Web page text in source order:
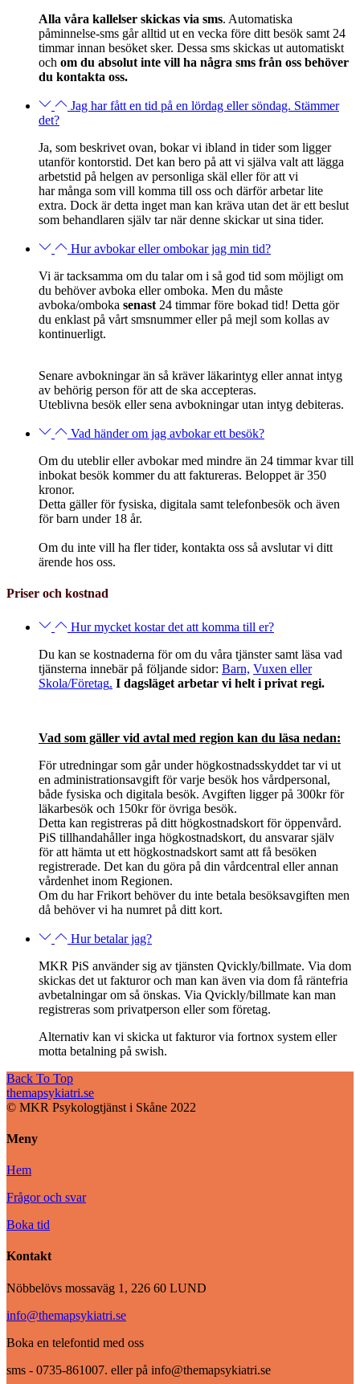
Alla våra kallelser skickas via sms. Automatiska
påminnelse-sms går alltid ut en vecka före ditt besök samt 24
timmar innan besöket sker. Dessa sms skickas ut automatiskt
och om du absolut inte vill ha några sms från oss behöver
du kontakta oss.
Jag har fått en tid på en lördag eller söndag. Stämmer
det?
Ja, som beskrivet ovan, bokar vi ibland in tider som ligger
utanför kontorstid. Det kan bero på att vi själva valt att lägga
arbetstid på helgen av personliga skäl eller för att vi
harmånga som vill komma till oss och därför arbetar lite
extra. Dock är detta inget man kan kräva utan det är ett beslut
som behandlaren själv tar när denne skickar ut sina tider.
Hur avbokar eller ombokar jag min tid?
Vi är tacksamma om du talar om i så god tid som möjligt om
du behöver avboka eller omboka. Men du måste
avboka/omboka senast 24 timmar före bokad tid! Detta gör
du enklast på vårt smsnummer eller på mejl som kollas av
kontinuerligt.
Senare avbokningar än så kräver läkarintyg eller annat intyg
av behörig person för att de ska accepteras.
Uteblivna besök eller sena avbokningarutan intyg debiteras.
Vad händer om jag avbokar ett besök?
Om du uteblir eller avbokar med mindre än 24 timmar kvar till
inbokat besök kommer du att faktureras. Beloppet är 350
kronor.
Detta gäller för fysiska, digitala samt telefonbesök och även
för barn under 18 år.
Om du inte vill ha fler tider, kontakta oss så avslutar vi ditt
ärende hos oss.
Priser och kostnad
Hur mycket kostar det att komma till er?
Du kan se kostnaderna för om du våra tjänster samt läsa vad
tjänsterna innebär på följande sidor: Barn, Vuxen eller
Skola/Företag. I dagsläget arbetar vi helt i privat regi.
Vad som gäller vid avtal med region kan du läsa nedan:
För utredningar som går under högkostnadsskyddet tar vi ut
en administrationsavgift för varje besök hos vårdpersonal,
både fysiska och digitala besök. Avgiften ligger på 300kr för
läkarbesök och 150kr för övriga besök.
Detta kan registreras på ditt högkostnadskort för öppenvård.
PiS tillhandahåller inga högkostnadskort, du ansvarar själv
föratt hämta ut ett högkostnadskort samt att få besöken
registrerade. Det kan du göra på din vårdcentral eller annan
vårdenhet inom Regionen.
Om du har Frikort behöver du inte betala besöksavgiften men
då behöver vi ha numret på ditt kort.
Hur betalar jag?
MKR PiS använder sig av tjänsten Qvickly/billmate. Via dom
skickas det ut fakturor och man kan även via dom få räntefria
avbetalningar om så önskas. Via Qvickly/billmate kan man
registreras som privatperson eller som företag.
Alternativ kan vi skicka ut fakturor via fortnox system eller
motta betalning på swish.
Back To Top
themapsykiatri.se
© MKR Psykologtjänst i Skåne 2022
Meny
Hem
Frågor och svar
Boka tid
Kontakt
Nöbbelövs mossaväg 1, 226 60 LUND
info@themapsykiatri.se
Boka en telefontid med oss
sms - 0735-861007. eller på info@themapsykiatri.se